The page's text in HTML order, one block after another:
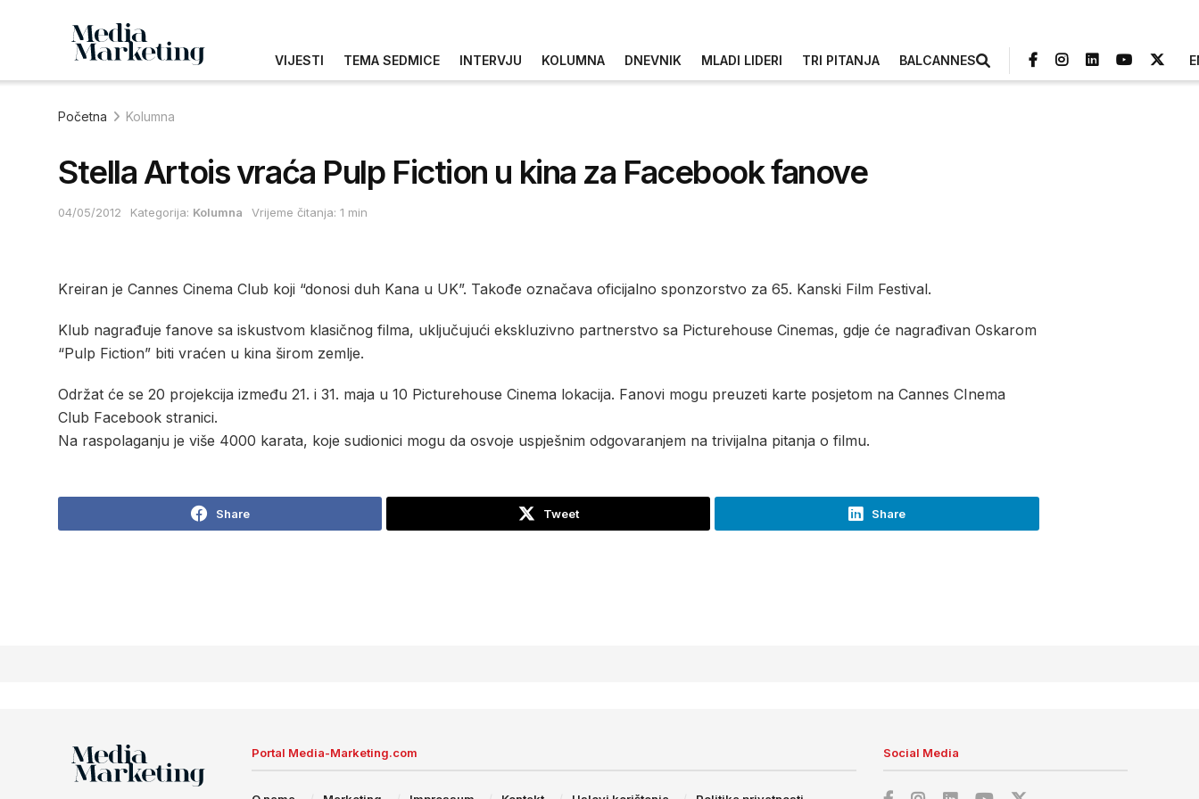
VIJESTI TEMA SEDMICE INTERVJU KOLUMNA DNEVNIK MLADI LIDERI TRI PITANJA BALCANNES
Početna Kolumna
Stella Artois vraća Pulp Fiction u kina za Facebook fanove
04/05/2012 Kategorija: Kolumna Vrijeme čitanja: 1 min
Kreiran je Cannes Cinema Club koji “donosi duh Kana u UK”. Takođe označava oficijalno sponzorstvo za 65. Kanski Film Festival.
Klub nagrađuje fanove sa iskustvom klasičnog filma, uključujući ekskluzivno partnerstvo sa Picturehouse Cinemas, gdje će nagrađivan Oskarom
“Pulp Fiction” biti vraćen u kina širom zemlje.
Održat će se 20 projekcija između 21. i 31. maja u 10 Picturehouse Cinema lokacija. Fanovi mogu preuzeti karte posjetom na Cannes CInema
Club Facebook stranici.
Na raspolaganju je više 4000 karata, koje sudionici mogu da osvoje uspješnim odgovaranjem na trivijalna pitanja o filmu.
Share Tweet Share
Portal Media-Marketing.com Social Media